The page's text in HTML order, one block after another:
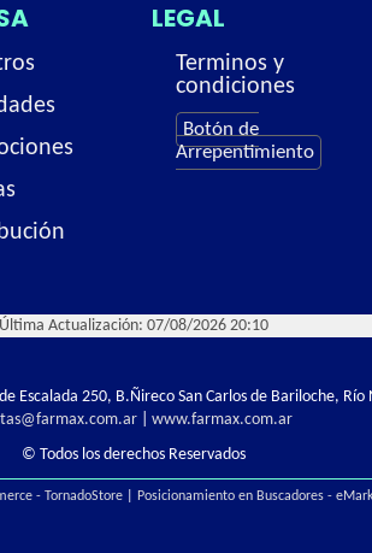
LEGAL
Terminos y
condiciones
Botón de
Arrepentimiento
Última Actualización: 07/08/2026 20:10
Escalada 250, B.Ñireco San Carlos de Bariloche,
| www.farmax.com.ar
© Todos los derechos Reservados
- TornadoStore Posicionamiento en Buscadores -